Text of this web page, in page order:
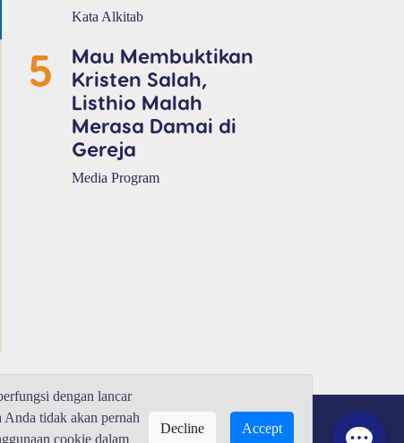
Kata Alkitab
5
Mau Membuktikan
Kristen Salah,
Listhio Malah
Merasa Damai di
Gereja
Media Program
dengan lancar
tidak akan pernah
cookie dalam
Decline Accept